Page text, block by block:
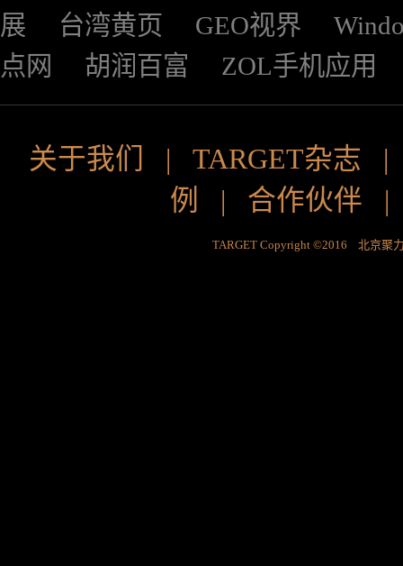
展
台湾黄页 GEO视界
点网
胡润百富 ZOL手机应用
关于我们 | TARGET杂志
例
| 合作伙伴
TARGET Copyright ©2016 北京聚